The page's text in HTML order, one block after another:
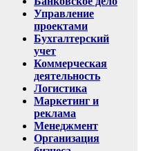
Управление
проектами
Бухгалтерский
учет
Коммерческая
деятельность
Логистика
Маркетинг и
реклама
Менеджмент
Организация